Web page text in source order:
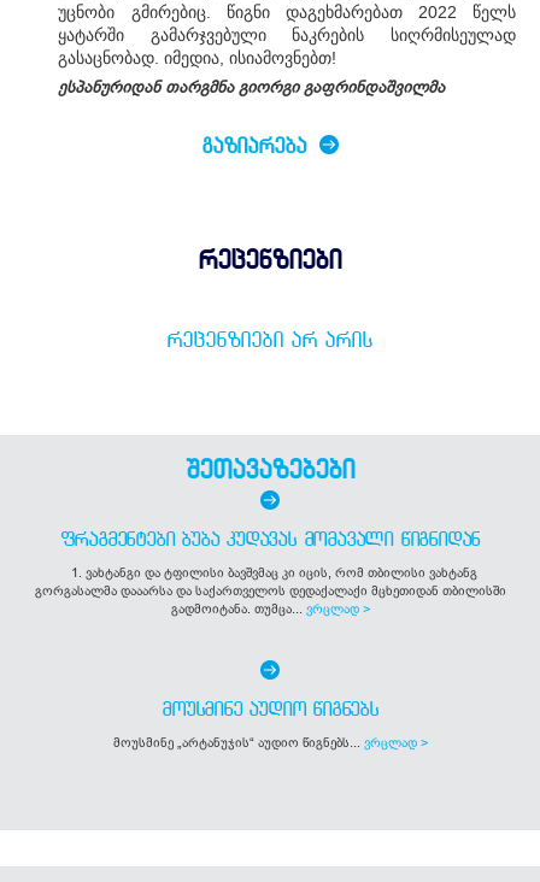
უცნობი გმირებიც. წიგნი დაგეხმარებათ 2022 წელს
ყატარში გამარჯვებული ნაკრების სიღრმისეულად
გასაცნობად. იმედია, ისიამოვნებთ!
ესპანურიდან თარგმნა გიორგი გაფრინდაშვილმა
ᲒᲐᲖᲘᲐᲠᲔᲑᲐ
რეცენზიები
ᲠᲔᲪᲔᲜᲖᲘᲔᲑᲘ ᲐᲠ ᲐᲠᲘᲡ
შეთავაზებები
ᲤᲠᲐᲒᲛᲔᲜᲢᲔᲑᲘ ᲑᲣᲑᲐ ᲙᲣᲓᲐᲕᲐᲡ ᲛᲝᲛᲐᲕᲐᲚᲘ ᲬᲘᲒᲜᲘᲓᲐᲜ
1. ვახტანგი და ტფილისი ბავშვმაც კი იცის, რომ თბილისი ვახტანგ
გორგასალმა დააარსა და საქართველოს დედაქალაქი მცხეთიდან თბილისში
გადმოიტანა. თუმცა... ვრცლად >
ᲛᲝᲣᲡᲛᲘᲜᲔ ᲐᲣᲓᲘᲝ ᲬᲘᲒᲜᲔᲑᲡ
მოუსმინე „არტანუჯის“ აუდიო წიგნებს... ვრცლად >